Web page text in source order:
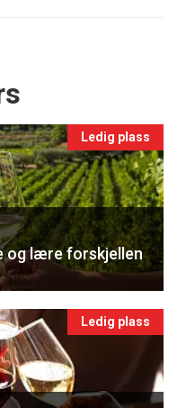
Ledig plass
og lære forskjellen
Ledig plass